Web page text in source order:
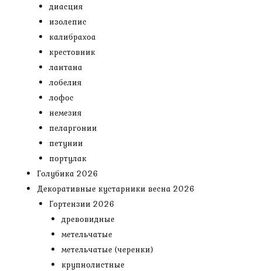
диасция
изолепис
калибрахоа
крестовник
лантана
лобелия
лофос
немезия
пеларгонии
петунии
портулак
Голубика 2026
Декоративные кустарники весна 2026
Гортензии 2026
древовидные
метельчатые
метельчатые (черенки)
крупнолистные